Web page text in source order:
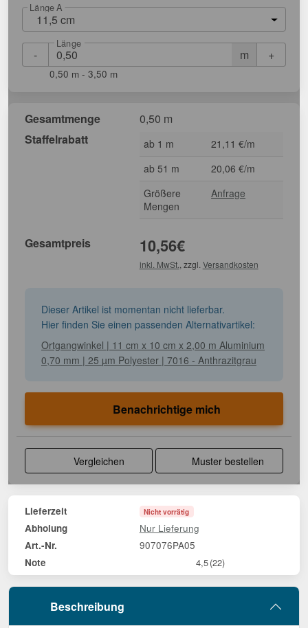
Länge A
11,5 cm
- m
Länge
+
0,50 m - 3,50 m
Gesamtmenge
0,50 m
Staffelrabatt
ab 1 m
21,11 €/m
ab 51 m
20,06 €/m
Größere
Mengen
Anfrage
Gesamtpreis 10,56€
inkl. MwSt. , zzgl. Versandkosten
Dieser Artikel ist momentan nicht lieferbar.
Hier finden Sie einen passenden Alternativartikel:
Ortgangwinkel | 11 cm x 10 cm x 2,00 m Aluminium
0,70 mm | 25 µm Polyester | 7016 - Anthrazitgrau
Benachrichtige mich
Vergleichen Muster bestellen
Lieferzeit Nicht vorrätig
Abholung Nur Lieferung
Art.-Nr. 907076PA05
Note 4,5(22)
Beschreibung